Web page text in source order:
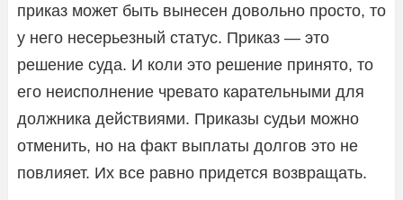
приказ может быть вынесен довольно просто, то
у него несерьезный статус. Приказ — это
решение суда. И коли это решение принято, то
его неисполнение чревато карательными для
должника действиями. Приказы судьи можно
отменить, но на факт выплаты долгов это не
повлияет. Их все равно придется возвращать.